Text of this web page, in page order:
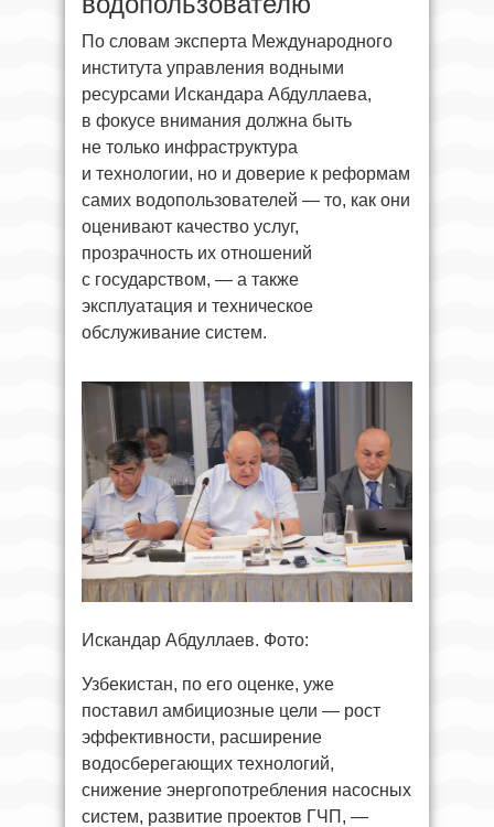
По словам эксперта Международного
института управления водными
ресурсами Искандара Абдуллаева,
в фокусе внимания должна быть
не только инфраструктура
и технологии, но и доверие к реформам
самих водопользователей — то, как они
оценивают качество услуг,
прозрачность их отношений
с государством, — а также
эксплуатация и техническое
обслуживание систем.
Искандар Абдуллаев. Фото:
Узбекистан, по его оценке, уже
поставил амбициозные цели — рост
эффективности, расширение
водосберегающих технологий,
снижение энергопотребления насосных
систем, развитие проектов ГЧП, —